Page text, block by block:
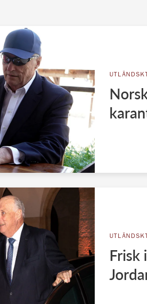
UTLÄNDSKT
UTLÄNDSKT
Frisk